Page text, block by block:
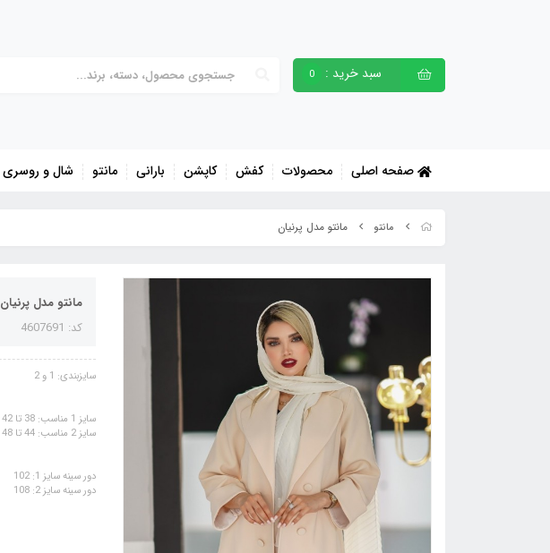
سبد خرید : 0
صفحه اصلی محصولات کفش کاپشن بارانی مانتو شال و روسری
مانتو مانتو مدل پرنیان
مانتو مدل پرنیان
کد: 4607691
سایزبندی: 1 و 2
سایز 1 مناسب: 38 تا 42
سایز 2 مناسب: 44 تا 48
دور سینه سایز 1: 102
دور سینه سایز 2: 108